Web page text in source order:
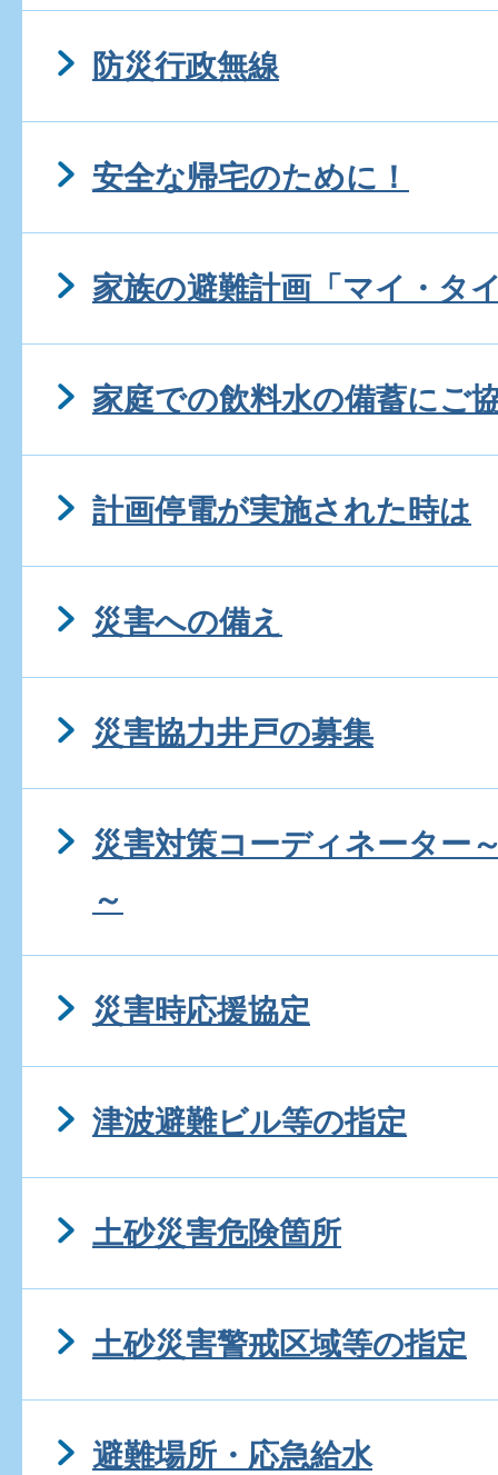
防災行政無線
安全な帰宅のために！
家族の避難計画「マイ・タ
家庭での飲料水の備蓄にご
計画停電が実施された時は
災害への備え
災害協力井戸の募集
災害対策コーディネーター
～
災害時応援協定
津波避難ビル等の指定
土砂災害危険箇所
土砂災害警戒区域等の指定
避難場所・応急給水